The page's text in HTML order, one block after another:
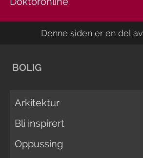
Denne siden er en del av
BOLIG
Arkitektur
Bli inspirert
Oppussing